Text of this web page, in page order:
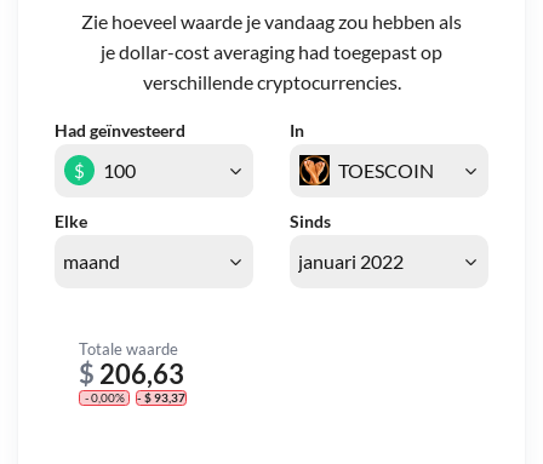
Zie hoeveel waarde je vandaag zou hebben als
je dollar-cost averaging had toegepast op
verschillende cryptocurrencies.
Had geïnvesteerd In
Elke Sinds
$
Totale waarde
$ 206,63
- 0,00% - $ 93,37